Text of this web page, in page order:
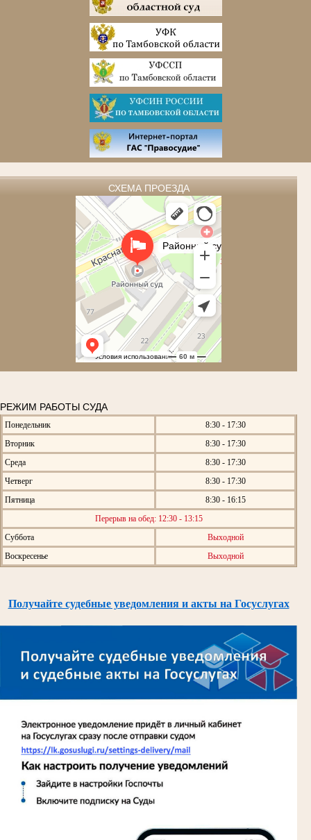
СХЕМА ПРОЕЗДА
РЕЖИМ РАБОТЫ СУДА
Понедельник
8:30 - 17:30
Вторник
8:30 - 17:30
Среда
8:30 - 17:30
Четверг
8:30 - 17:30
Пятница
8:30 - 16:15
Перерыв на обед: 12:30 - 13:15
Суббота
Выходной
Воскресенье
Выходной
Получайте судебные уведомления и акты на Госуслугах